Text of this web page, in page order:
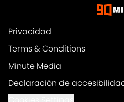
Privacidad
Terms & Conditions
Minute Media
Declaración de